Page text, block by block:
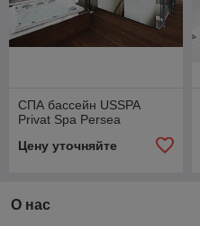
СПА бассейн USSPA
Privat Spa Persea
Цену уточняйте
О нас